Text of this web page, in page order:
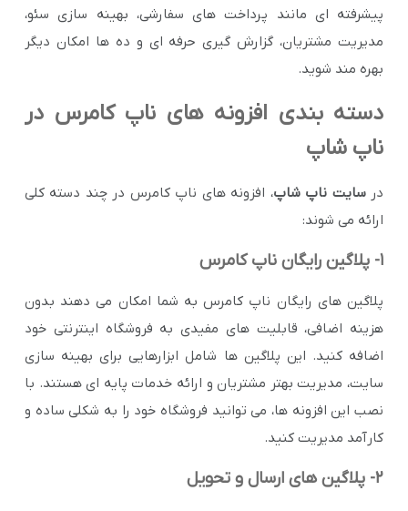
پیشرفته ای مانند پرداخت های سفارشی، بهینه سازی سئو،
مدیریت مشتریان، گزارش گیری حرفه ای و ده ها امکان دیگر
بهره مند شوید.
دسته بندی افزونه های ناپ کامرس در
ناپ شاپ
درسایت ناپ شاپ، افزونه های ناپ کامرس در چند دسته کلی
ارائه می شوند:
1- پلاگین رایگان ناپ کامرس
پلاگین های رایگان ناپ کامرس به شما امکان می دهند بدون
هزینه اضافی، قابلیت های مفیدی به فروشگاه اینترنتی خود
اضافه کنید. این پلاگین ها شامل ابزارهایی برای بهینه سازی
سایت، مدیریت بهتر مشتریان و ارائه خدمات پایه ای هستند. با
نصب این افزونه ها، می توانید فروشگاه خود را به شکلی ساده و
کارآمد مدیریت کنید.
2- پلاگین های ارسال و تحویل